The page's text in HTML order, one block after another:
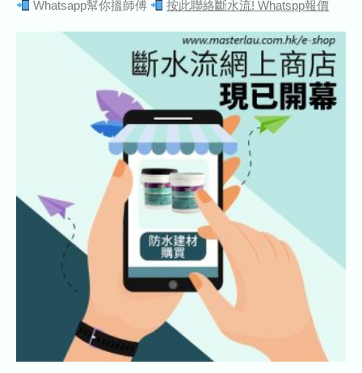
Whatsapp幫你搵師傅 按此聯絡斷水流! Whatspp報價